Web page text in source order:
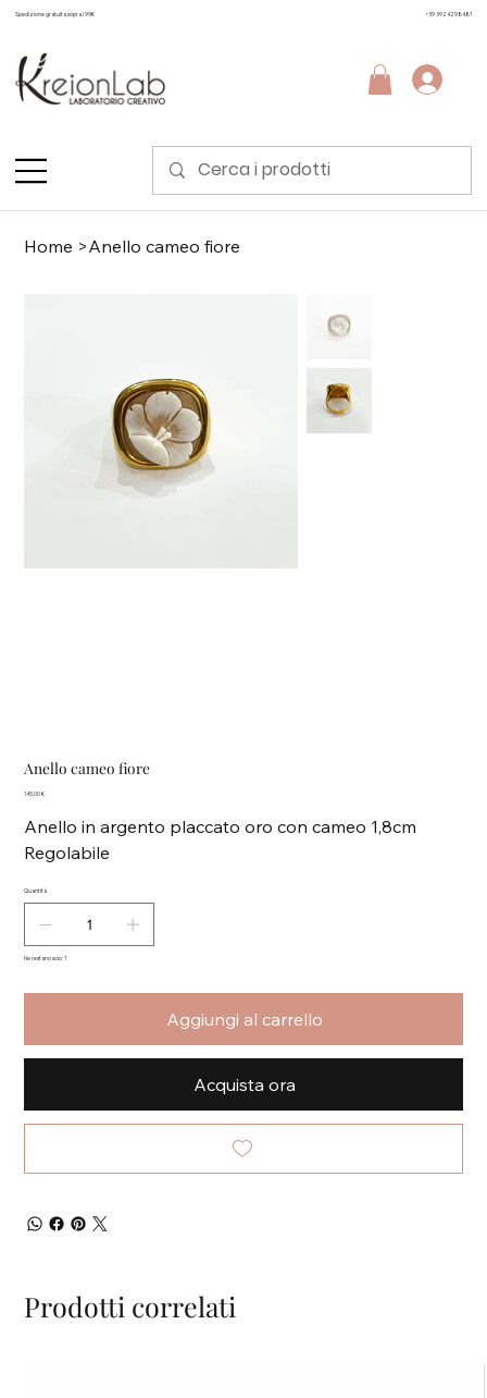
Spedizione gratuita sopra i 99€ +39 3924298481
Home >Anello cameo fiore
Anello cameo fiore
Prezzo
145,00 €
Anello in argento placcato oro con cameo 1,8cm
Regolabile
Quantità
Ne restano solo: 1
Aggiungi al carrello
Acquista ora
Prodotti correlati